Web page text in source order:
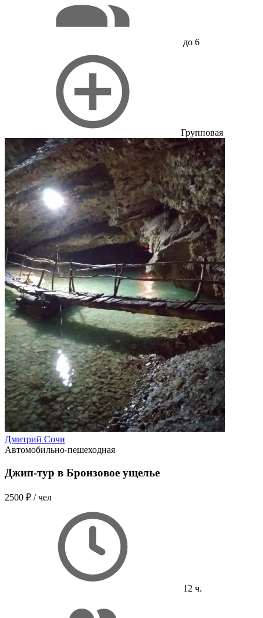
до 6
Групповая
Дмитрий Сочи
Автомобильно-пешеходная
Джип-тур в Бронзовое ущелье
2500 ₽ / чел
12 ч.